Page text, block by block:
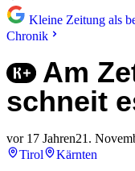
Kleine Zeitung als
Chronik
Am
schneit
vor 17 Jahren21.
Tirol
Kärnten